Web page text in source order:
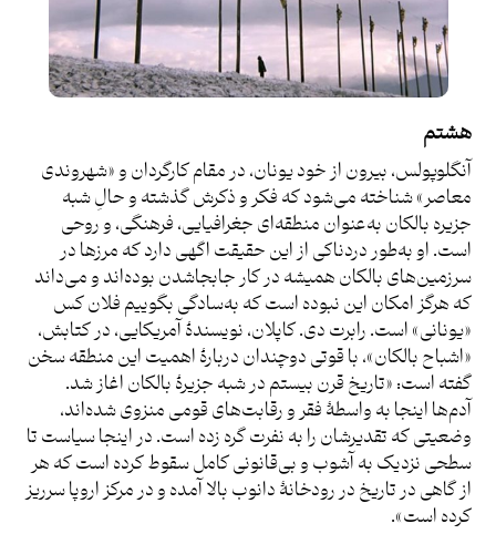
هشتم
آنگلوپولس، بیرون از خود یونان، در مقام کارگردان و «شهروندی
معاصر» شناخته می‌شود که فکر و ذکرش گذشته و حالِ شبه
جزیره بالکان به‌عنوان منطقه‌ای جغرافیایی، فرهنگی، و روحی
است. او به‌طور دردناکی از این حقیقت اگهی دارد که مرزها در
سرزمین‌های بالکان همیشه در کار جابجاشدن بوده‌اند و می‌داند
که هرگز امکان این نبوده است که به‌سادگی بگوییم فلان کس
«یونانی» است. رابرت دی. کاپلان، نویسندۀ آمریکایی، در کتابش،
«اشباح بالکان»، با قوتی دوچندان دربارۀ اهمیت این منطقه سخن
گفته است: «تاریخ قرن بیستم در شبه جزیرۀ بالکان اغاز شد.
آدم‌ها اینجا به واسطۀ فقر و رقابت‌های قومی منزوی شده‌اند،
وضعیتی که تقدیرشان را به نفرت گره زده است. در اینجا سیاست تا
سطحی نزدیک به آشوب و بی‌قانونی کامل سقوط کرده است که هر
از گاهی در تاریخ در رودخانۀ دانوب بالا آمده و در مرکز اروپا سرریز
کرده است».